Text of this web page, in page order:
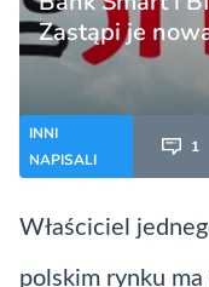
Zastąpi je
INNI
NAPISALI
1
Właściciel
polskim rynku